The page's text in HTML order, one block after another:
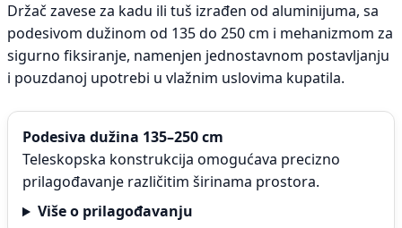
Držač zavese za kadu ili tuš izrađen od aluminijuma, sa
podesivom dužinom od 135 do 250 cm i mehanizmom za
sigurno fiksiranje, namenjen jednostavnom postavljanju
i pouzdanoj upotrebi u vlažnim uslovima kupatila.
Podesiva dužina 135–250 cm
Teleskopska konstrukcija omogućava precizno
prilagođavanje različitim širinama prostora.
Više o prilagođavanju